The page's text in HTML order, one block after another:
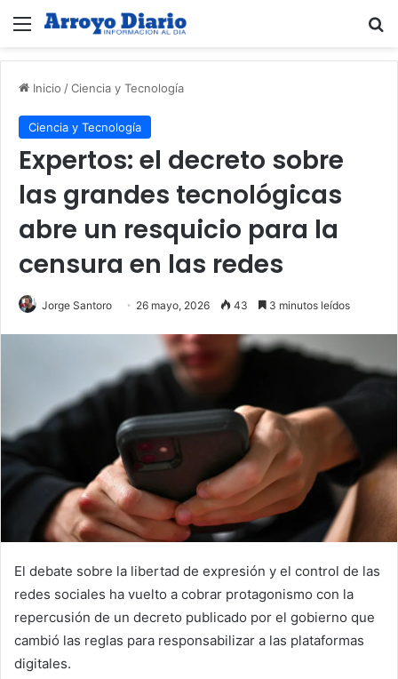
Menú
Inicio /Ciencia y Tecnología
Ciencia y Tecnología
Expertos: el decreto sobre
las grandes tecnológicas
abre un resquicio para la
censura en las redes
Jorge Santoro 26 mayo, 2026 43 3 minutos leídos
El debate sobre la libertad de expresión y el control de las
redes sociales ha vuelto a cobrar protagonismo con la
repercusión de un decreto publicado por el gobierno que
cambió las reglas para responsabilizar a las plataformas
digitales.